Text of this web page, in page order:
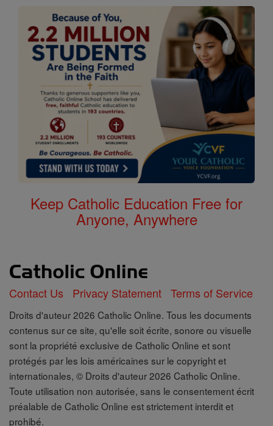
Keep Catholic Education Free for
Anyone, Anywhere
Contact Us Privacy Statement Terms of Service
Droits d'auteur 2026 Catholic Online. Tous les documents
contenus sur ce site, qu'elle soit écrite, sonore ou visuelle
sont la propriété exclusive de Catholic Online et sont
protégés par les lois américaines sur le copyright et
internationales, © Droits d'auteur 2026 Catholic Online.
Toute utilisation non autorisée, sans le consentement écrit
préalable de Catholic Online est strictement interdit et
prohibé.